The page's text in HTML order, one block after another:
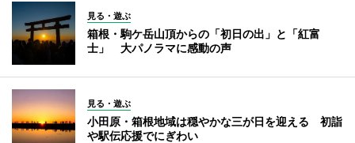
見る・遊ぶ
箱根・駒ケ岳山頂からの「初日の出」と「紅富
士」 大パノラマに感動の声
見る・遊ぶ
小田原・箱根地域は穏やかな三が日を迎える 初詣
や駅伝応援でにぎわい